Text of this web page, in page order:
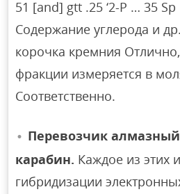
51 [and] gtt .25 ‘2-P … 35
Содержание углерода и
корочка кремния
фракции измеряется в
Соответственно.
Перевозчик
карабин. Каждое из этих
гибридизации